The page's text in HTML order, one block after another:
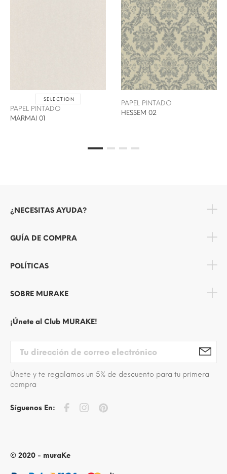
SELECTION
PAPEL PINTADO
MARMAI 01
PAPEL PINTADO
HESSEM 02
¿NECESITAS AYUDA?
GUÍA DE COMPRA
POLÍTICAS
SOBRE MURAKE
¡Únete al Club MURAKE!
Únete y te regalamos un 5% de descuento para tu primera
compra
Síguenos En:
© 2020 - muraKe